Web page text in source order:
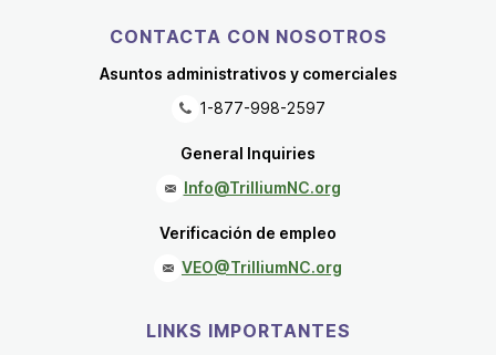
CONTACTA CON NOSOTROS
Asuntos administrativos y comerciales
1-877-998-2597
General Inquiries
Info@TrilliumNC.org
Verificación de empleo
VEO@TrilliumNC.org
LINKS IMPORTANTES